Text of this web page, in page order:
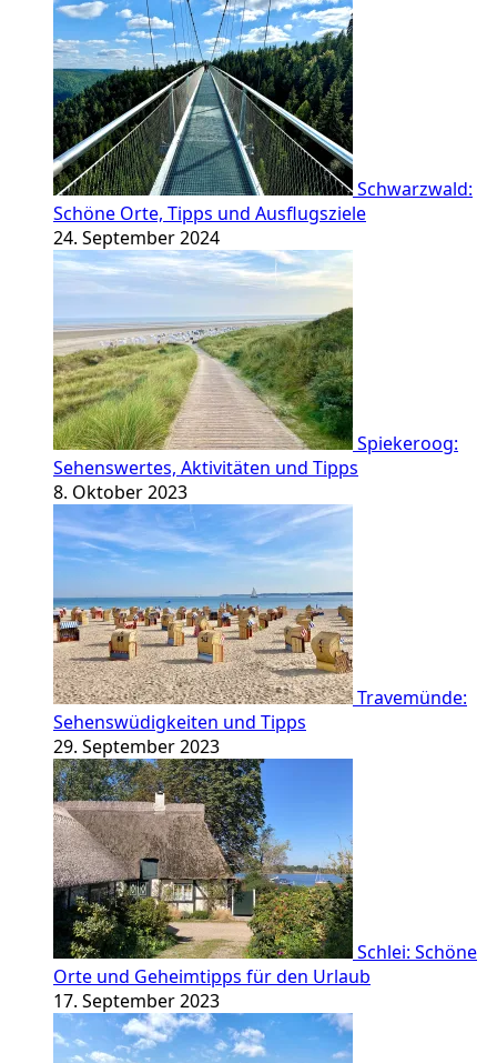
Schwarzwald:
Schöne Orte, Tipps und Ausflugsziele
24. September 2024
Spiekeroog:
Sehenswertes, Aktivitäten und Tipps
8. Oktober 2023
Travemünde:
Sehenswüdigkeiten und Tipps
29. September 2023
Schlei: Schöne
Orte und Geheimtipps für den Urlaub
17. September 2023